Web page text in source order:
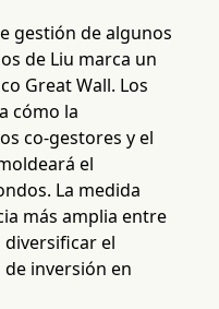
gestión de algunos
de Liu marca un
Great Wall. Los
cómo la
co-gestores y el
el
La medida
más amplia entre
diversificar el
inversión en